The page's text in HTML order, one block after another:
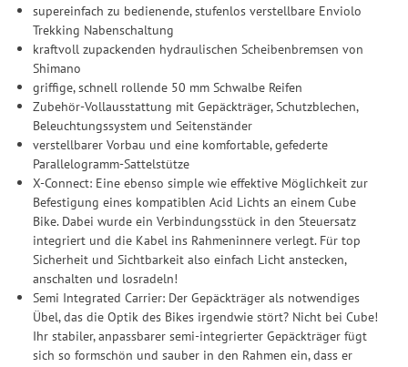
supereinfach zu bedienende, stufenlos verstellbare Enviolo
Trekking Nabenschaltung
kraftvoll zupackenden hydraulischen Scheibenbremsen von
Shimano
griffige, schnell rollende 50 mm Schwalbe Reifen
Zubehör-Vollausstattung mit Gepäckträger, Schutzblechen,
Beleuchtungssystem und Seitenständer
verstellbarer Vorbau und eine komfortable, gefederte
Parallelogramm-Sattelstütze
X-Connect: Eine ebenso simple wie effektive Möglichkeit zur
Befestigung eines kompatiblen Acid Lichts an einem Cube
Bike. Dabei wurde ein Verbindungsstück in den Steuersatz
integriert und die Kabel ins Rahmeninnere verlegt. Für top
Sicherheit und Sichtbarkeit also einfach Licht anstecken,
anschalten und losradeln!
Semi Integrated Carrier: Der Gepäckträger als notwendiges
Übel, das die Optik des Bikes irgendwie stört? Nicht bei Cube!
Ihr stabiler, anpassbarer semi-integrierter Gepäckträger fügt
sich so formschön und sauber in den Rahmen ein, dass er